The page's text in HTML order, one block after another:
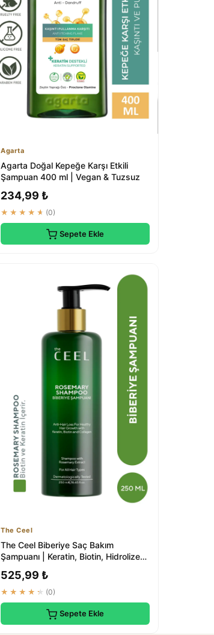
Agarta
Agarta Doğal Kepeğe Karşı Etkili
Şampuan 400 ml | Vegan & Tuzsuz
234,99 ₺
★★★★★ (0)
Sepete Ekle
The Ceel
The Ceel Biberiye Saç Bakım
Şampuanı | Keratin, Biotin, Hidrolize
Kolajen Özü...
525,99 ₺
★★★★★ (0)
Sepete Ekle